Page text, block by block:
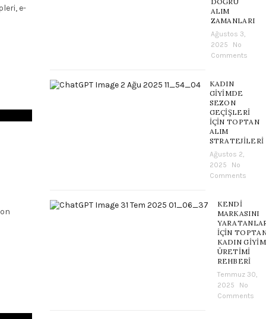
e-
ALIM
ZAMANLARI
Ağustos 3,
2025
No
Comments
KADIN
GIYIMDE
SEZON
GEÇIŞLERI
İÇIN TOPTAN
ALIM
STRATEJILERI
Ağustos 2,
2025
No
Comments
KENDI
MARKASINI
İÇIN
KADIN GIYIM
ÜRETIMI
REHBERI
Temmuz 30,
2025
No
Comments